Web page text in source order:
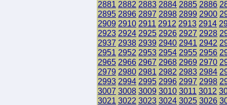
2881 2882 2883 2884 2885 2886
2895 2896 2897 2898 2899 2900
2909 2910 2911 2912 2913 2914
2923 2924 2925 2926 2927 2928
2937 2938 2939 2940 2941 2942
2951 2952 2953 2954 2955 2956
2965 2966 2967 2968 2969 2970
2979 2980 2981 2982 2983 2984
2993 2994 2995 2996 2997 2998
3007 3008 3009 3010 3011 3012
3021 3022 3023 3024 3025 3026